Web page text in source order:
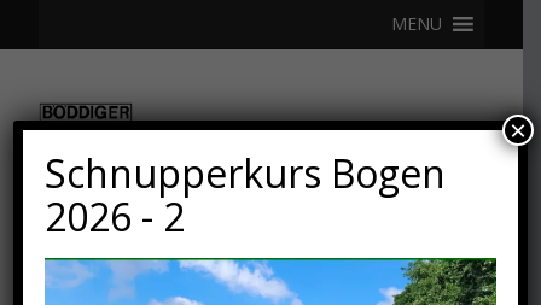
MENU
Schnupperkurs Bogen
2026 - 2
×